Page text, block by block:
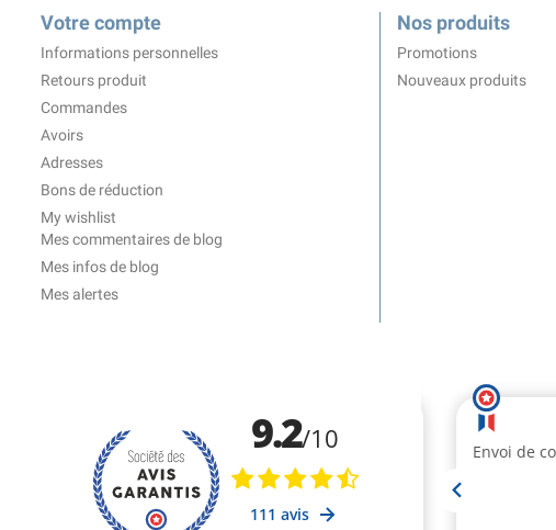
Votre compte
Informations personnelles
Retours produit
Commandes
Avoirs
Adresses
Bons de réduction
My wishlist
Mes commentaires de blog
Mes infos de blog
Mes alertes
Nos produits
Promotions
Nouveaux produits